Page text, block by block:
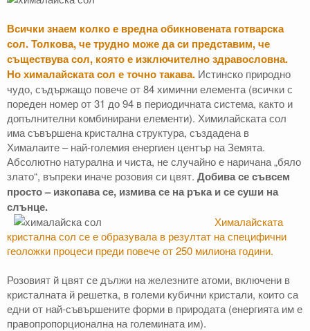
Всички знаем колко е вредна обикновената готварска
сол. Толкова, че трудно може да си представим, че
съществува сол, която е изключително здравословна.
Но хималайската сол е точно такава. Истинско природно
чудо, съдържащо повече от 84 химични елемента (всички с
пореден номер от 31 до 94 в периодичната система, както и
допълнителни комбинирани елементи). Химилайската сол
има съвършена кристална структура, създадена в
Хималаите – най-големия енергиен център на Земята.
Абсолютно натурална и чиста, не случайно е наричана „бяло
злато“, въпреки иначе розовия си цвят. Добива се съвсем
просто – изкопава се, измива се на ръка и се суши на
слънце.
Хималайската
кристална сол се е образувала в резултат на специфични
геоложки процеси преди повече от 250 милиона години.
Розовият й цвят се дължи на железните атоми, включени в
кристалната й решетка, в големи кубични кристали, които са
едни от най-съвършените форми в природата (eнергията им е
правопропорционална на големината им).